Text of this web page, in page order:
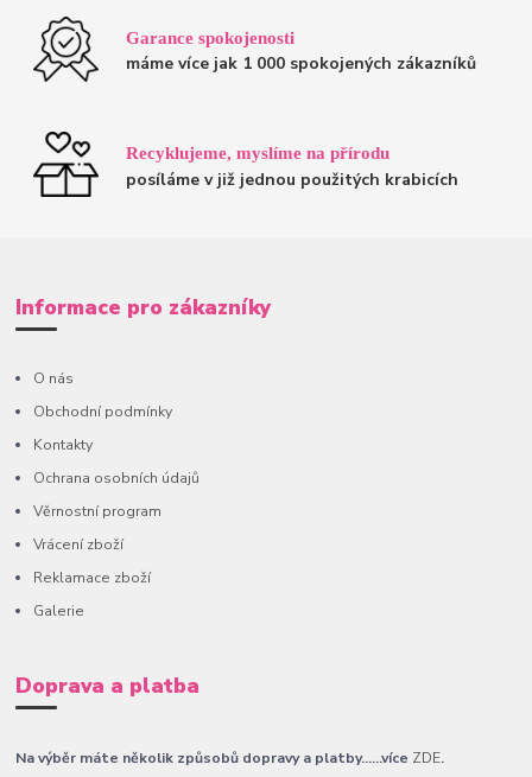
Garance spokojenosti
máme více jak 1 000 spokojených zákazníků
Recyklujeme, myslíme na přírodu
posíláme v již jednou použitých krabicích
Informace pro zákazníky
O nás
Obchodní podmínky
Kontakty
Ochrana osobních údajů
Věrnostní program
Vrácení zboží
Reklamace zboží
Galerie
Doprava a platba
Na výběr máte několik způsobů dopravy a platby......více ZDE.